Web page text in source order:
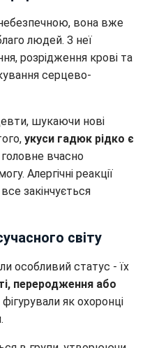
вона вже
людей. З неї
розрідження крові та
серцево-
шукаючи нові
укуси гадюк рідко є
вчасно
Алергічні реакції
закінчується
світу
особливий статус - їх
переродження або
як охоронці